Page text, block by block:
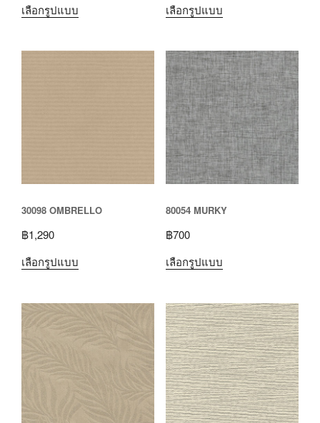
เลือกรูปแบบ เลือกรูปแบบ
30098 OMBRELLO
฿1,290
เลือกรูปแบบ
80054 MURKY
฿700
เลือกรูปแบบ